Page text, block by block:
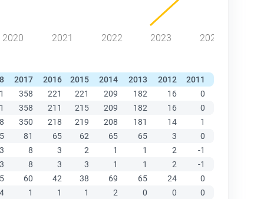
2020 2021 2022 2023 2024
2017 2016 2015 2014 2013 2012 2011